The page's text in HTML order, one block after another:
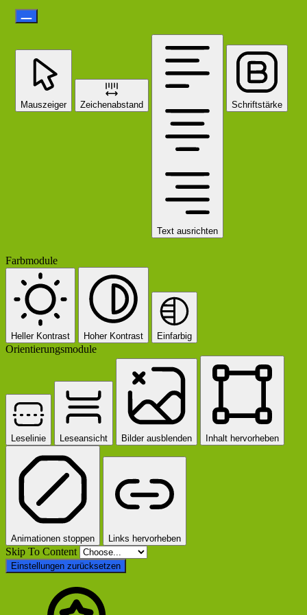
Mauszeiger Zeichenabstand
Text ausrichten
Schriftstärke
Farbmodule
Heller Kontrast Hoher Kontrast Einfarbig
Orientierungsmodule
Leselinie Leseansicht Bilder ausblenden Inhalt hervorheben
Animationen stoppen Links hervorheben
Skip To Content
Einstellungen zurücksetzen